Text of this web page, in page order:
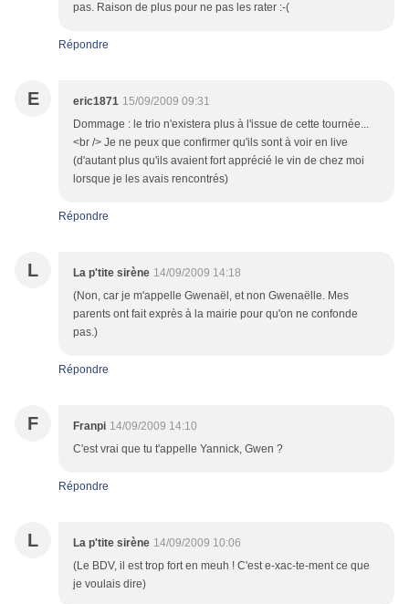
pas. Raison de plus pour ne pas les rater :-(
Répondre
E eric1871 15/09/2009 09:31
Dommage : le trio n'existera plus à l'issue de cette tournée...
<br /> Je ne peux que confirmer qu'ils sont à voir en live
(d'autant plus qu'ils avaient fort apprécié le vin de chez moi
lorsque je les avais rencontrés)
Répondre
L La p'tite sirène 14/09/2009 14:18
(Non, car je m'appelle Gwenaël, et non Gwenaëlle. Mes
parents ont fait exprès à la mairie pour qu'on ne confonde
pas.)
Répondre
F Franpi 14/09/2009 14:10
C'est vrai que tu t'appelle Yannick, Gwen ?
Répondre
L La p'tite sirène 14/09/2009 10:06
(Le BDV, il est trop fort en meuh ! C'est e-xac-te-ment ce que
je voulais dire)